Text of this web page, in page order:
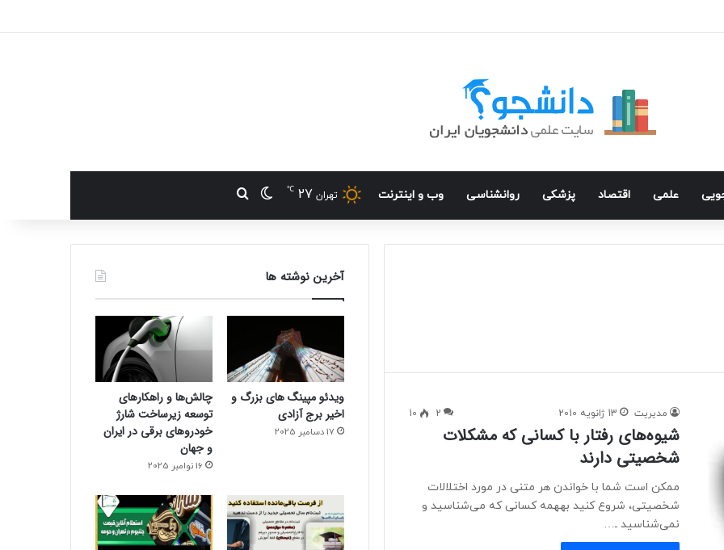
علمی اقتصاد پزشکی روانشناسی وب و اینترنت تهران 27
℃ تغییر پوسته
جستجو برای
مدیریت 13 ژانویه 2010 2
10
شیوه‌های رفتار با کسانی‌ که مشکلات
شخصیتی دارند
ممکن است شما با خواندن هر متنی در مورد اختلالات
شخصیتی، شروع کنید بههمه کسانی که می‌شناسید و
نمی‌شناسید ـ…
آخرین نوشته ها
ویدئو مپینگ های بزرگ و
اخیر برج آزادی
17 دسامبر 2025
چالش‌ها و راهکارهای
توسعه زیرساخت شارژ
خودروهای برقی در ایران
و جهان
16 نوامبر 2025